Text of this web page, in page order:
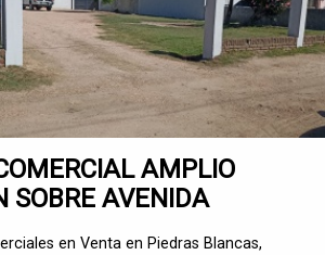
AMPLIO
SOBRE AVENIDA
en Venta en Piedras Blancas,